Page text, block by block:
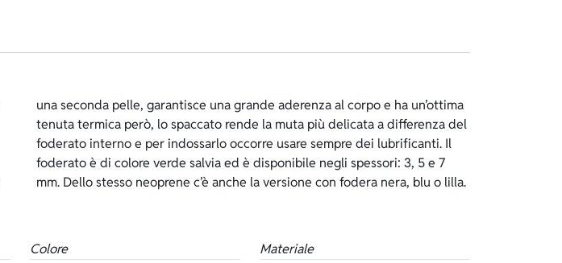
mm. Dello stesso neoprene c’è anche la versione con fodera nera, blu o lilla.
Colore
Materiale